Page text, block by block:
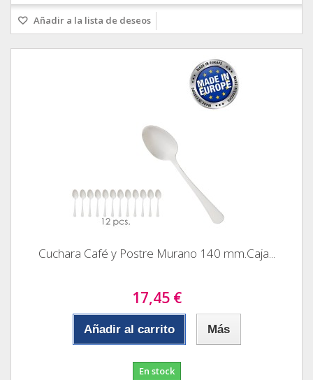
Añadir a la lista de deseos
Cuchara Café y Postre Murano 140 mm.Caja...
17,45 €
Añadir al carrito Más
En stock